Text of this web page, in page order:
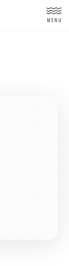
MENU